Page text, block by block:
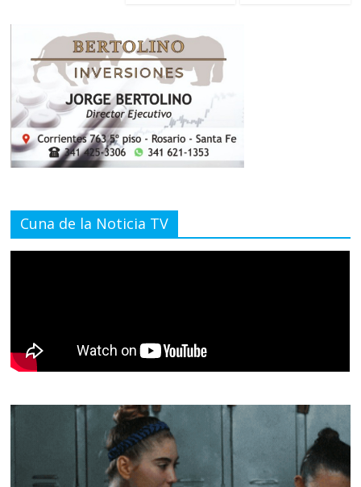
Cuna de la Noticia TV